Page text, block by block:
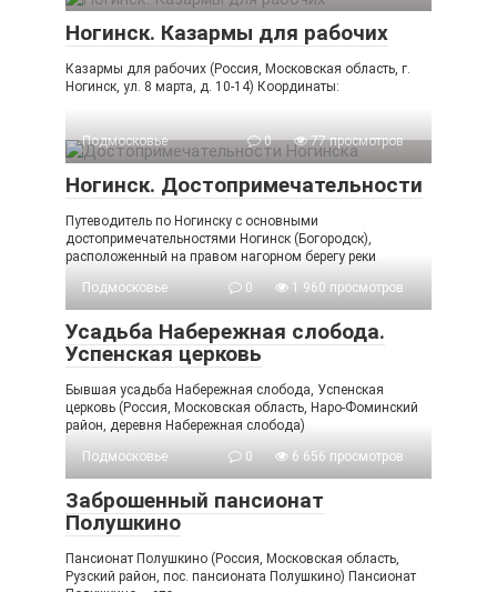
Ногинск. Казармы для рабочих
Казармы для рабочих (Россия, Московская область, г.
Ногинск, ул. 8 марта, д. 10-14) Координаты:
Подмосковье 0 77 просмотров
Ногинск. Достопримечательности
Путеводитель по Ногинску с основными
достопримечательностями Ногинск (Богородск),
расположенный на правом нагорном берегу реки
Подмосковье
0 1 960 просмотров
Усадьба Набережная слобода.
Успенская церковь
Бывшая усадьба Набережная слобода, Успенская
церковь (Россия, Московская область, Наро-Фоминский
район, деревня Набережная слобода)
Подмосковье
0 6 656 просмотров
Заброшенный пансионат
Полушкино
Пансионат Полушкино (Россия, Московская область,
Рузский район, пос. пансионата Полушкино) Пансионат